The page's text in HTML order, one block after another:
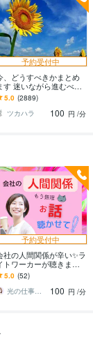
予約受付中
、どうすべきかまとめ
す 迷いながら進むべき
を探している方へ
5.0 (2889)
ツカハラ
100 円 /分
予約受付中
社の人間関係が辛い✨️ラ
トワーカーが聴きます
ワハラ上司・意地悪な
僚・仲間外れ・無視・
関心・いじめ
5.0 (52)
光の仕事人＠SACHIKO
100 円 /分